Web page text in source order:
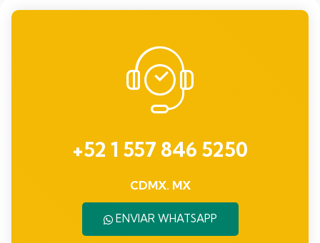
+52 1 557 846 5250
CDMX. MX
ENVIAR WHATSAPP